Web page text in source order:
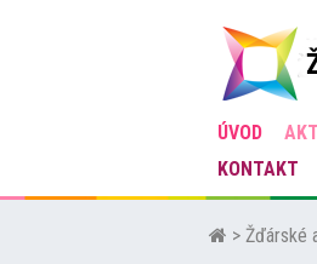
ÚVOD
KONTAKT
> Žďárské